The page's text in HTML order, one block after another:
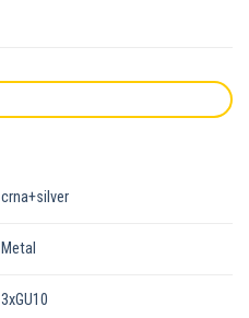
crna+silver
Metal
3xGU10